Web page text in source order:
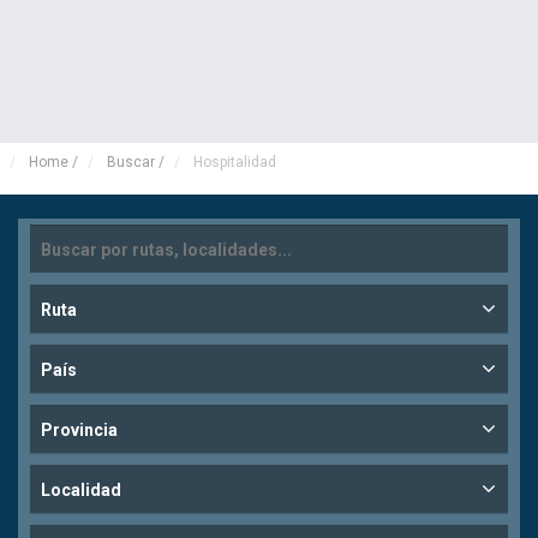
Home / Buscar / Hospitalidad
Ruta
País
Provincia
Localidad